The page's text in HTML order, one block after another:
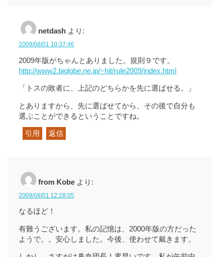
netdash より:
2009/08/01 10:37:46
2009年版がちゃんとありました。規則９です。
http://www2.biglobe.ne.jp/~hit/rule2009/index.html
「トスの敗者に、上記のどちらかを先に選ばせる。」
とありますから、先に選ばせてから、その後で自分も
選ぶことができるということですね。
引用 返信
from Kobe より:
2009/08/01 12:28:05
なるほど！
有難うございます。私の記憶は、2000年版の方だった
ようで。。安心しました。今後、使わせて戴きます。